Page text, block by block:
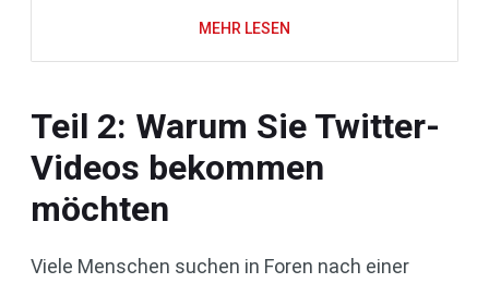
MEHR LESEN
Teil 2: Warum Sie Twitter-
Videos bekommen
möchten
Viele Menschen suchen in Foren nach einer